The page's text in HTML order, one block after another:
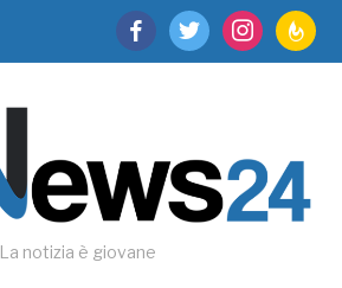
facebooktwitter instagram
La notizia è giovane